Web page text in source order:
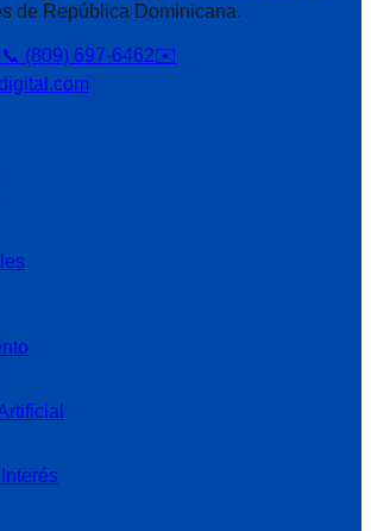
de República Dominicana.
📞 (809) 697-6462✉️